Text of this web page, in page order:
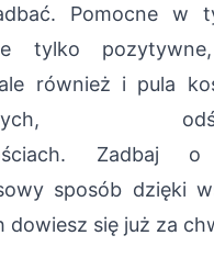
Pomocne w
tylko
również i pula
Zadbaj
sposób dzięki
dowiesz się już za